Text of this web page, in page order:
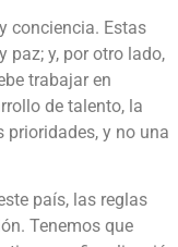
conciencia. Estas
paz; y, por otro lado,
trabajar en
de talento, la
y no una
país, las reglas
Tenemos que